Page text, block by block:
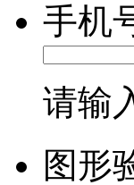
手机
请输
图形